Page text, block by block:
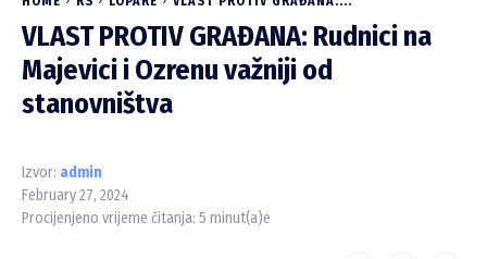
VLAST PROTIV GRAĐANA: Rudnici na
Majevici i Ozrenu važniji od
stanovništva
Izvor: admin
February 27, 2024
Procijenjeno vrijeme čitanja: 5 minut(a)e